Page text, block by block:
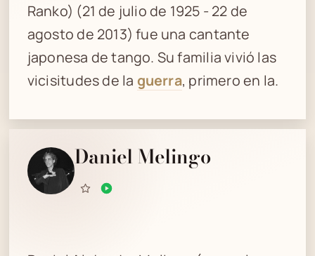
Ranko) (21 de julio de 1925 - 22 de
agosto de 2013) fue una cantante
japonesa de tango. Su familia vivió las
vicisitudes de la guerra, primero en la.
Daniel Melingo